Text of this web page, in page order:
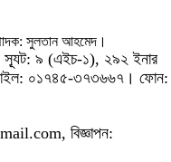
সুলতান আহমেদ।
স্যূট: ৯ (এইচ-১), ২৯২ ইনার
০১৭৪৫-৩৭৩৬৬৭। ফোন:
বিজ্ঞাপন: